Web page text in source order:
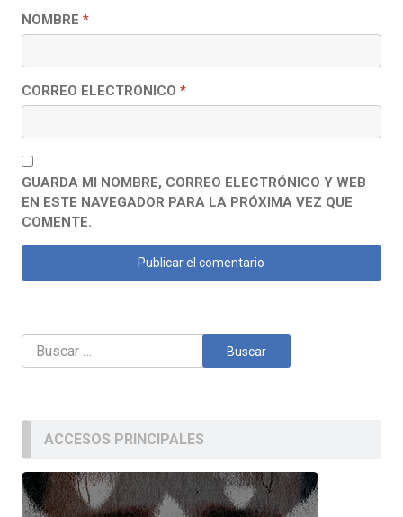
NOMBRE *
CORREO ELECTRÓNICO *
GUARDA MI NOMBRE, CORREO ELECTRÓNICO Y WEB
EN ESTE NAVEGADOR PARA LA PRÓXIMA VEZ QUE
COMENTE.
Buscar:
ACCESOS PRINCIPALES